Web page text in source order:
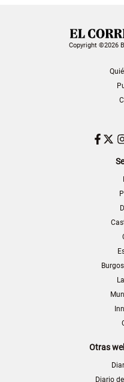
Copyright ©2026
Otras
Diario